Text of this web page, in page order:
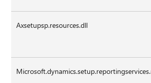
Axsetupsp.resources.dll